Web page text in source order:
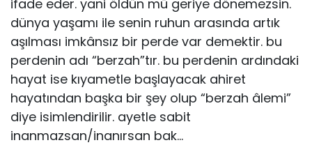
ifade eder. yani öldün mü geriye dönemezsin.
dünya yaşamı ile senin ruhun arasında artık
aşılması imkânsız bir perde var demektir. bu
perdenin adı “berzah”tır. bu perdenin ardındaki
hayat ise kıyametle başlayacak ahiret
hayatından başka bir şey olup “berzah âlemi”
diye isimlendirilir. ayetle sabit
inanmazsan/inanırsan bak…